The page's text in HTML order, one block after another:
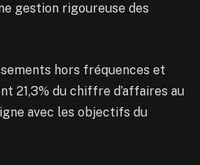
gestion rigoureuse des
hors fréquences et
21,3% du chiffre d’affaires au
avec les objectifs du